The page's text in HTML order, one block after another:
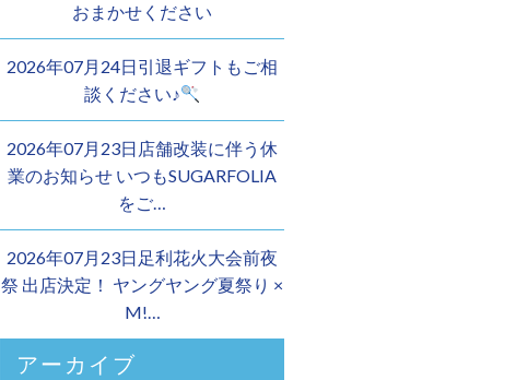
おまかせください︎
2026年07月24日引退ギフトもご相
談ください♪
2026年07月23日店舗改装に伴う休
業のお知らせ いつもSUGARFOLIA
をご…
2026年07月23日足利花火大会前夜
祭 出店決定！ ヤングヤング夏祭り ×
M!…
アーカイブ